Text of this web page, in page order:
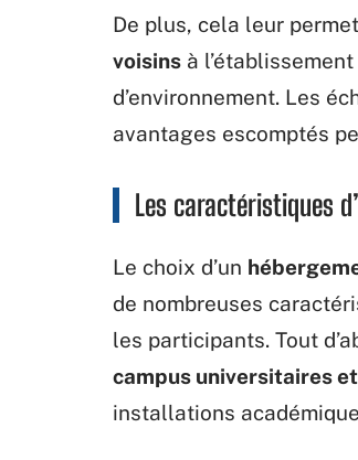
De plus, cela leur
voisins à
d’environnement. Les
avantages escomptés
Les caractéristiques
Le choix d’un
de nombreuses
les participants. Tout
campus universitaires
installations